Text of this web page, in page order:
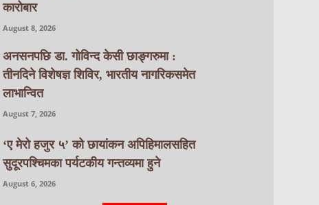
कारोबार
August 8, 2026
अनसनपछि डा. गोविन्द केसी छाङ्गरुमा :
तीनदिने विशेषज्ञ शिविर, भारतीय नागरिकसमेत
लाभान्वित
August 7, 2026
‘ए मेरो हजुर ५’ को छायांकन अपिहिमालसहित
सुदूरपश्चिमका पर्यटकीय गन्तव्यमा हुने
August 6, 2026